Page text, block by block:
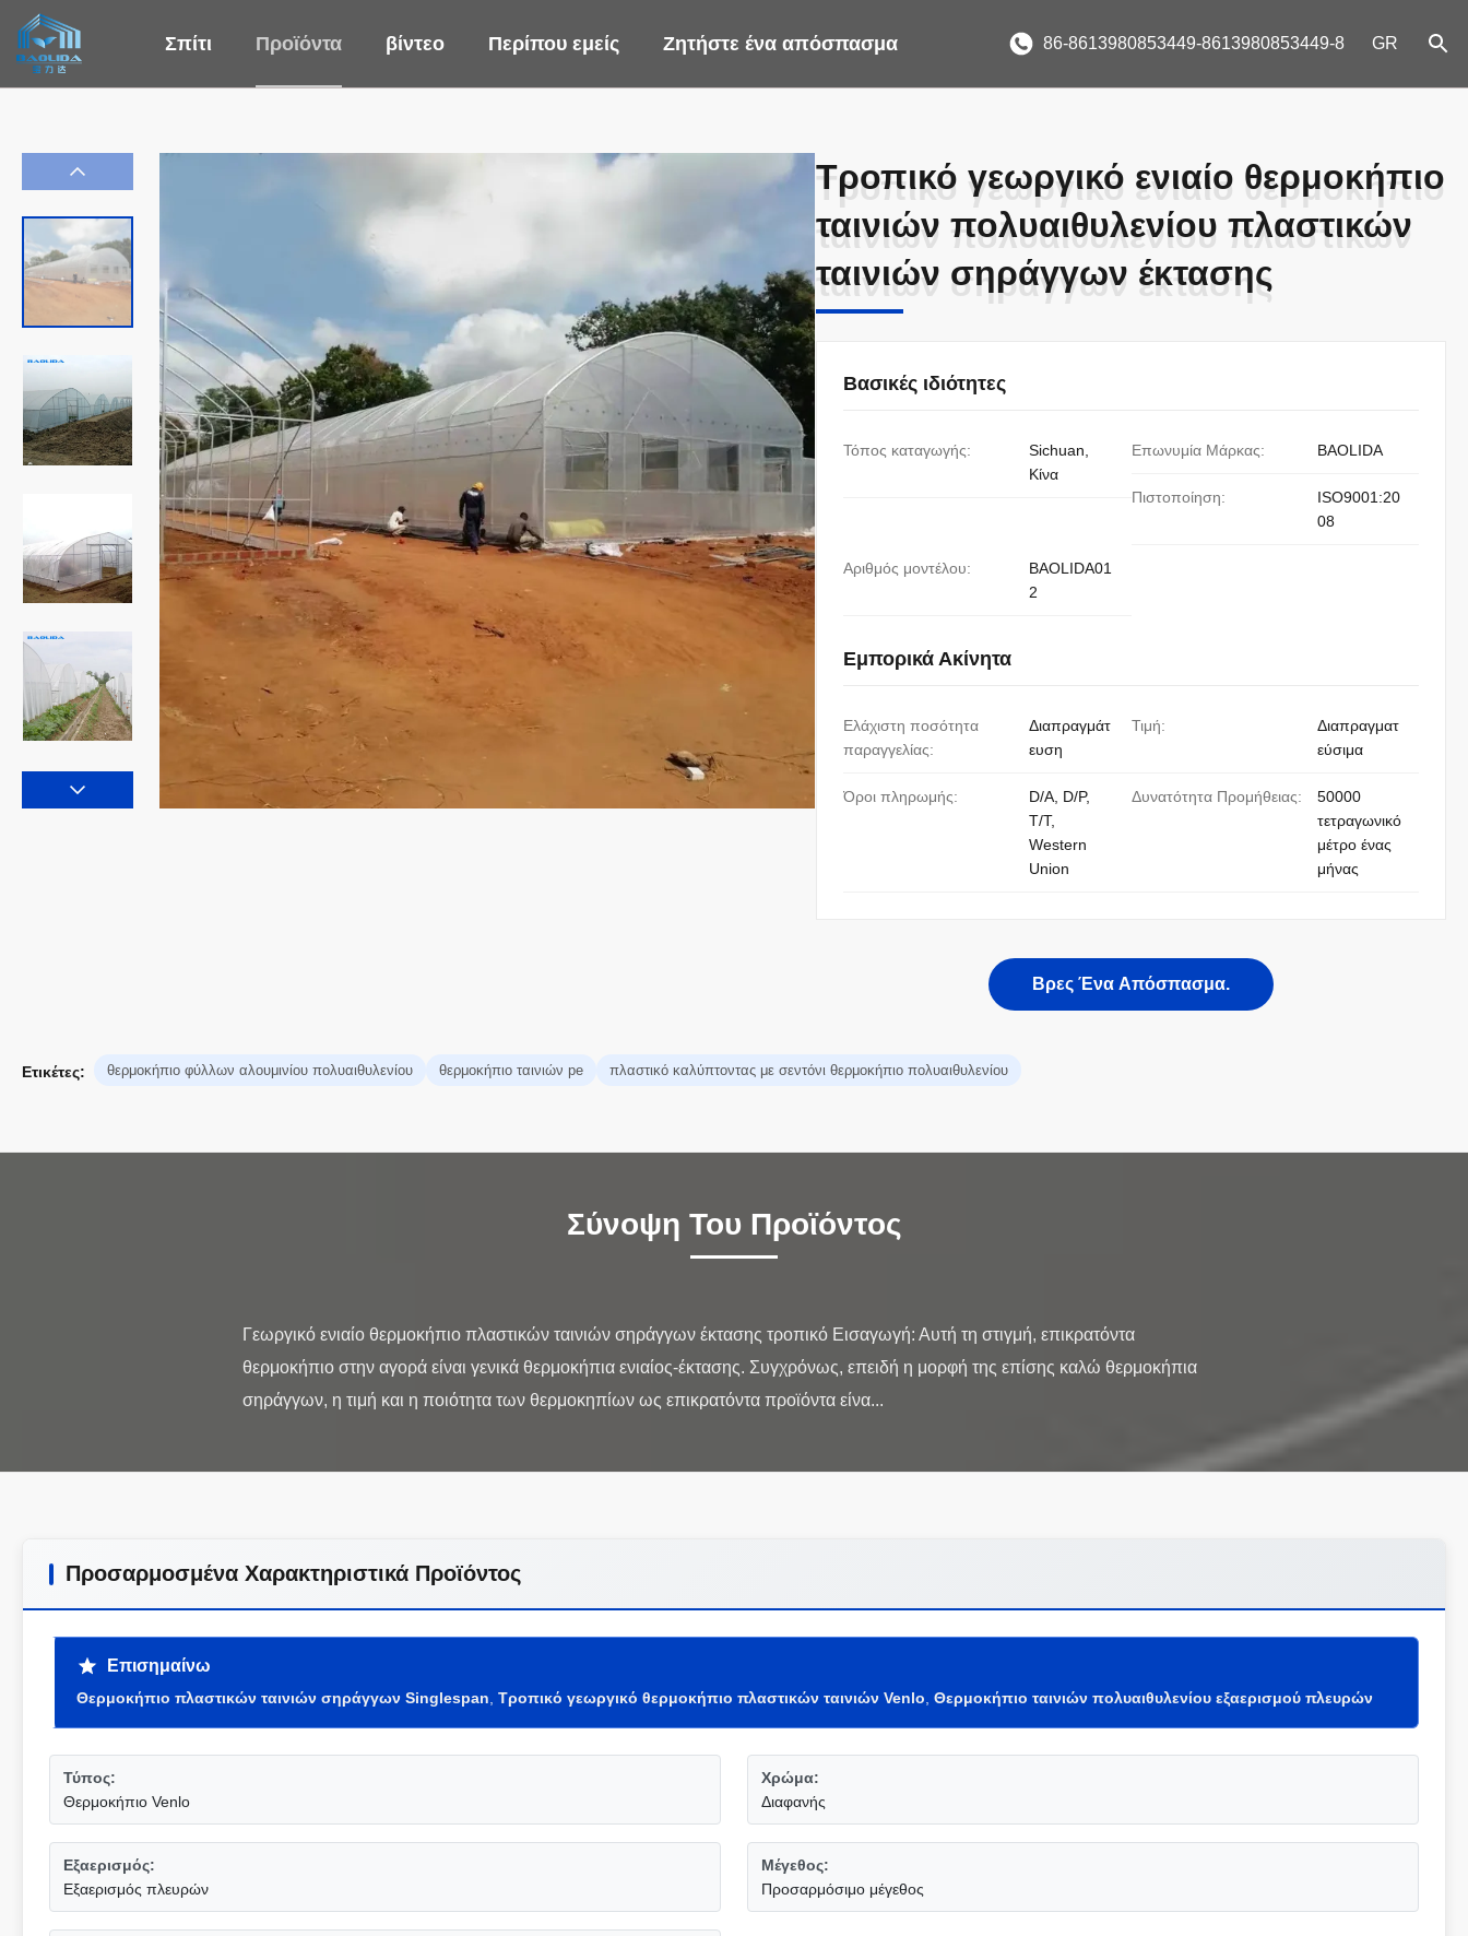
Σπίτι Προϊόντα βίντεο Περίπου εμείς Ζητήστε ένα απόσπασμα 86-8613980853449-8613980853449-8 GR
Τροπικό γεωργικό ενιαίο θερμοκήπιο
ταινιών πολυαιθυλενίου πλαστικών
ταινιών σηράγγων έκτασης
Τροπικό γεωργικό ενιαίο θερμοκήπιο
ταινιών πολυαιθυλενίου πλαστικών
ταινιών σηράγγων έκτασης
Βασικές ιδιότητες
Τόπος καταγωγής:
Sichuan,
Κίνα
Επωνυμία Μάρκας: BAOLIDA
Πιστοποίηση:
ISO9001:20
08
Αριθμός μοντέλου:
BAOLIDA01
2
Εμπορικά Ακίνητα
Ελάχιστη ποσότητα
παραγγελίας:
Διαπραγμάτ
ευση
Τιμή:
Διαπραγματ
εύσιμα
Όροι πληρωμής:
D/A, D/P,
T/T,
Western
Union
Δυνατότητα Προμήθειας:
50000
τετραγωνικό
μέτρο ένας
μήνας
Βρες Ένα Απόσπασμα.
Ετικέτες: θερμοκήπιο φύλλων αλουμινίου πολυαιθυλενίου θερμοκήπιο ταινιών pe πλαστικό καλύπτοντας με σεντόνι θερμοκήπιο πολυαιθυλενίου
Σύνοψη Του Προϊόντος
Γεωργικό ενιαίο θερμοκήπιο πλαστικών ταινιών σηράγγων έκτασης τροπικό Εισαγωγή: Αυτή τη στιγμή, επικρατόντα
θερμοκήπιο στην αγορά είναι γενικά θερμοκήπια ενιαίος-έκτασης. Συγχρόνως, επειδή η μορφή της επίσης καλώ θερμοκήπια
Προσαρμοσμένα Χαρακτηριστικά Προϊόντος
Επισημαίνω
Θερμοκήπιο πλαστικών ταινιών σηράγγων Singlespan Τροπικό γεωργικό θερμοκήπιο πλαστικών ταινιών Venlo Θερμοκήπιο ταινιών πολυαιθυλενίου εξαερισμού πλευρών
Τύπος:
Θερμοκήπιο Venlo
Χρώμα:
Διαφανής
Εξαερισμός:
Εξαερισμός πλευρών
Μέγεθος:
Προσαρμόσιμο μέγεθος